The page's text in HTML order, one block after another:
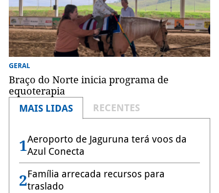
GERAL
Braço do Norte inicia programa de
equoterapia
MAIS LIDAS
RECENTES
1Aeroporto de Jaguruna terá voos da
Azul Conecta
2Família arrecada recursos para
traslado